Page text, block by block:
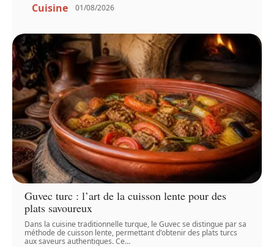
Cuisine 01/08/2026
Guvec turc : l’art de la cuisson lente pour des
plats savoureux
Dans la cuisine traditionnelle turque, le Guvec se distingue par sa
méthode de cuisson lente, permettant d'obtenir des plats turcs
aux saveurs authentiques. Ce…